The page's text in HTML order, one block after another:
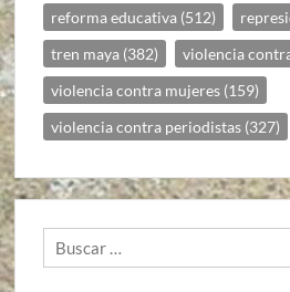
reforma educativa (512)
tren maya (382) violencia
violencia contra mujeres (159)
violencia contra periodistas (327)